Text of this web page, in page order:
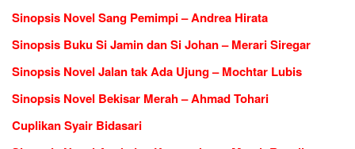
Sinopsis Novel Sang Pemimpi – Andrea Hirata
Sinopsis Buku Si Jamin dan Si Johan – Merari Siregar
Sinopsis Novel Jalan tak Ada Ujung – Mochtar Lubis
Sinopsis Novel Bekisar Merah – Ahmad Tohari
Cuplikan Syair Bidasari